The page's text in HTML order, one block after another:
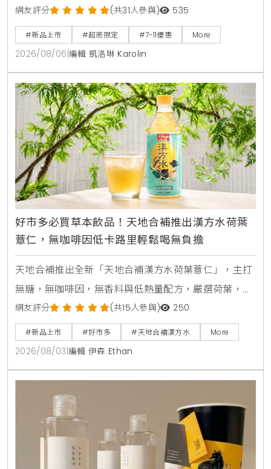
2026年8月5日至9月1日享嚐鮮價39元。顆粒狀冰磚可
直接食用，也能加入氣泡水或咖啡混搭出夏日特調飲
品。
網友評分 (共31人參與) 535
#新品上市 #超商限定 #7-11優惠 More
2026/08/06 編輯 凱洛琳 Karolin
好市多必買草本飲品！天地合補推出漢方水荷葉
薏仁，無咖啡因低卡路里輕鬆喝無負擔
天地合補推出全新「天地合補漢方水荷葉薏仁」，主打
無糖，無咖啡因，無香料與低熱量配方，嚴選荷葉，薏
仁，山楂等草本素材，口感甘潤清爽。產品於2026年8
月上旬全台好市多Costco獨家上市，每箱24入售價
729元，提供日常輕鬆補水新選擇。
網友評分 (共15人參與) 250
#新品上市 #好市多 #天地合補漢方水 More
2026/08/03 編輯 伊森 Ethan